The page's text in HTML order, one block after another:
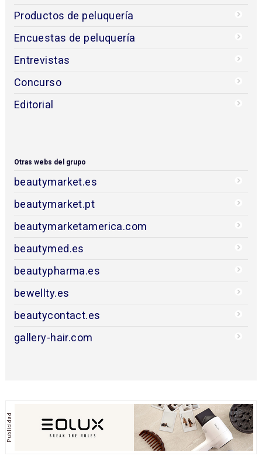
Productos de peluquería
Encuestas de peluquería
Entrevistas
Concurso
Editorial
Otras webs del grupo
beautymarket.es
beautymarket.pt
beautymarketamerica.com
beautymed.es
beautypharma.es
bewellty.es
beautycontact.es
gallery-hair.com